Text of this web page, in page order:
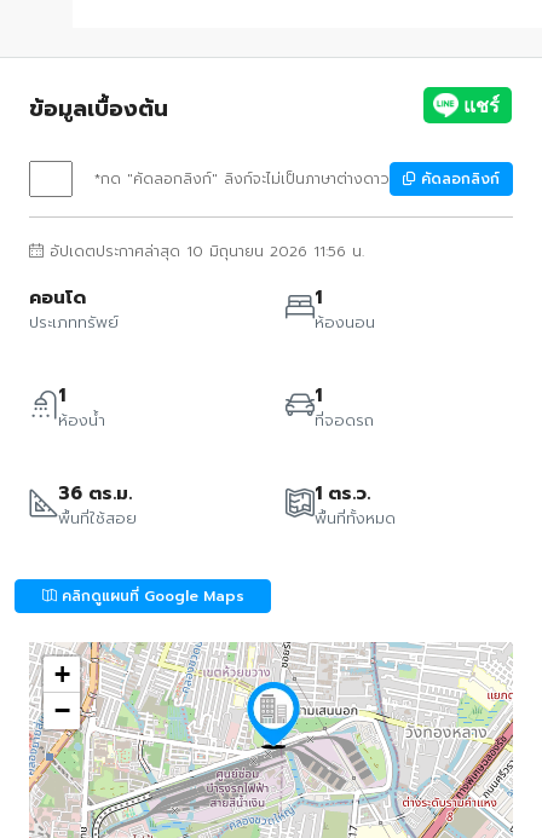
ข้อมูลเบื้องต้น
*กด "คัดลอกลิงก์" ลิงก์จะไม่เป็นภาษาต่างดาว คัดลอกลิงก์
อัปเดตประกาศล่าสุด 10 มิถุนายน 2026 11:56 น.
คอนโด
ประเภททรัพย์
1
ห้องนอน
1
ห้องน้ำ
1
ที่จอดรถ
36 ตร.ม.
พื้นที่ใช้สอย
1 ตร.ว.
พื้นที่ทั้งหมด
คลิกดูแผนที่ Google Maps
+
−